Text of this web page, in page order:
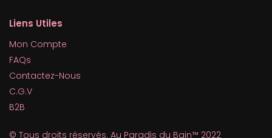
Liens Utiles
Mon Compte
FAQs
Contactez-Nous
C.G.V
B2B
© Tous droits réservés. Au Paradis du Bain™ 2022